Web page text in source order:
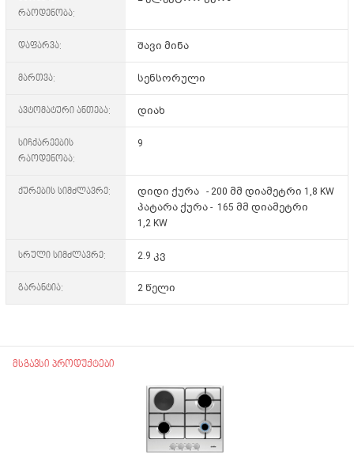
რაოდენობა:
დაფარვა: შავი მინა
მართვა: სენსორული
ავტომატური ანთება: დიახ
სიჩქარეების
რაოდენობა:
9
ქურების სიმძლავრე:
დიდი ქურა - 200 მმ დიამეტრი 1,8 KW
პატარა ქურა - 165 მმ დიამეტრი
1,2 KW
სრული სიმძლავრე: 2.9 კვ
გარანტია: 2 წელი
მსგავსი პროდუქტები